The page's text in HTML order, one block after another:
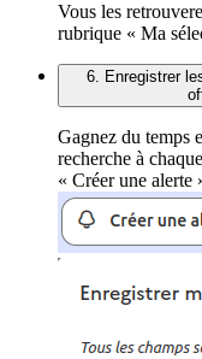
Vous les
rubrique « Ma
6. Enregistrer
Gagnez du temps
recherche à
« Créer une alerte